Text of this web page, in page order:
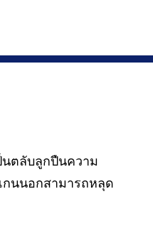
นตลับลูกปืนความ
กนนอกสามารถหลุด